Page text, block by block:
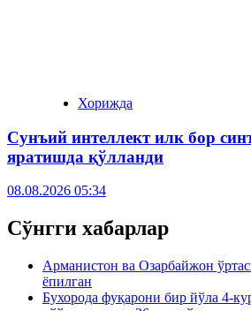
Хорижда
Сунъий интеллект илк бор
яратишда қўлланди
08.08.2026 05:34
Сўнгги хабарлар
Арманистон ва Озарбайжон
ёпилган
Бухорода фуқарони бир йўла 4-